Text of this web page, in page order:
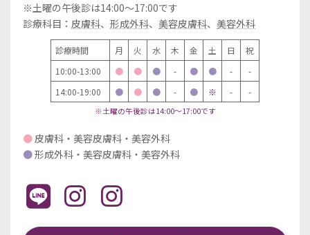
※土曜の午後診は14:00～17:00です
診療科目： 皮膚科、 形成外科、 美容皮膚科、 美容外科
診療時間 月 火 水 木 金 土 日
祝
10:00-13:00
● ● ● - ● ● -
-
14:00-19:00
● ● ● - ● ※ - -
※土曜の午後診は14:00～17:00です
●皮膚科・美容皮膚科・美容外科
●形成外科・美容皮膚科・美容外科